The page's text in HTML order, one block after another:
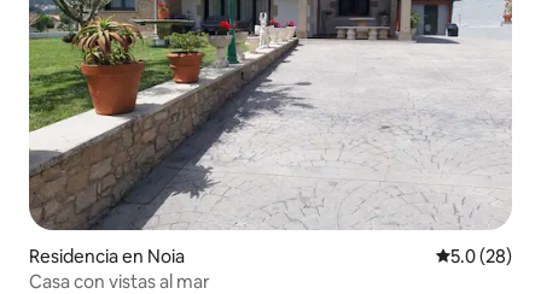
Residencia en Noia Calificación
5.0 (28)
Casa con vistas al mar